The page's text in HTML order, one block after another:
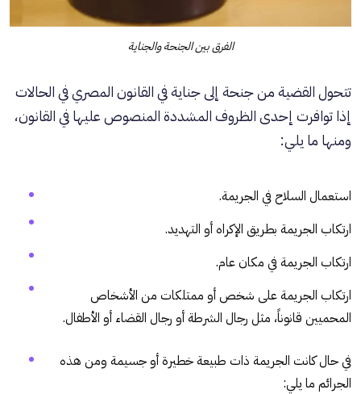
الفرق بين الجنحة والجناية
تتحول القضية من جنحة إلى جناية في القانون المصري في الحالات
إذا توافرت إحدى الظروف المشددة المنصوص عليها في القانون،
ومنها ما يلي:
استعمال السلاح في الجريمة.
ارتكاب الجريمة بطريق الإكراه أو التهديد.
ارتكاب الجريمة في مكان عام.
ارتكاب الجريمة على شخص أو ممتلكات من الأشخاص
المحميين قانوناً، مثل رجال الشرطة أو رجال القضاء أو الأطفال.
في حال كانت الجريمة ذات طبيعة خطيرة أو جسيمة ومن هذه
الجرائم ما يلي: